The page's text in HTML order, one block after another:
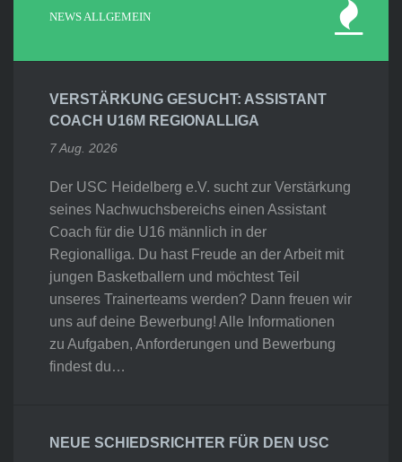
NEWS ALLGEMEIN
VERSTÄRKUNG GESUCHT: ASSISTANT
COACH U16M REGIONALLIGA
7 Aug. 2026
Der USC Heidelberg e.V. sucht zur Verstärkung
seines Nachwuchsbereichs einen Assistant
Coach für die U16 männlich in der
Regionalliga. Du hast Freude an der Arbeit mit
jungen Basketballern und möchtest Teil
unseres Trainerteams werden? Dann freuen wir
uns auf deine Bewerbung! Alle Informationen
zu Aufgaben, Anforderungen und Bewerbung
findest du…
NEUE SCHIEDSRICHTER FÜR DEN USC